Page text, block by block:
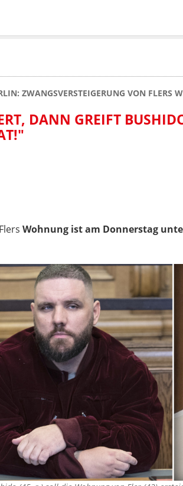
ZWANGSVERSTEIGERUNG VON FLERS
DANN GREIFT
Flers Wohnung ist am Donnerstag